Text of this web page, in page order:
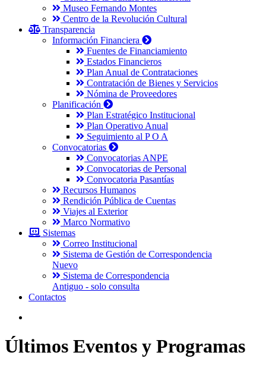
Museo Fernando Montes
Centro de la Revolución Cultural
Transparencia
Información Financiera
Fuentes de Financiamiento
Estados Financieros
Plan Anual de Contrataciones
Contratación de Bienes y Servicios
Nómina de Proveedores
Planificación
Plan Estratégico Institucional
Plan Operativo Anual
Seguimiento al P O A
Convocatorias
Convocatorias ANPE
Convocatorias de Personal
Convocatoria Pasantías
Recursos Humanos
Rendición Pública de Cuentas
Viajes al Exterior
Marco Normativo
Sistemas
Correo Institucional
Sistema de Gestión de Correspondencia
Nuevo
Sistema de Correspondencia
Antiguo - solo consulta
Contactos
Últimos Eventos y Programas